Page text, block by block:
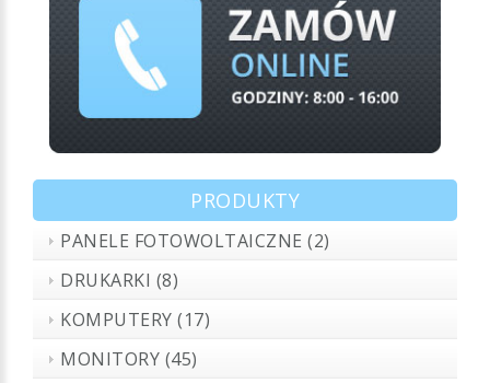
PRODUKTY
PANELE FOTOWOLTAICZNE (2)
DRUKARKI (8)
KOMPUTERY (17)
MONITORY (45)